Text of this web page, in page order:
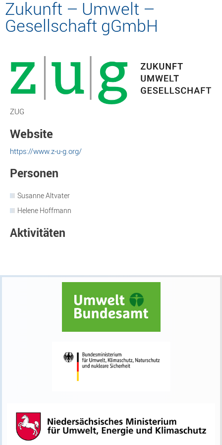
Zukunft – Umwelt –
Gesellschaft gGmbH
ZUG
Website
https://www.z-u-g.org/
Personen
Susanne Altvater
Helene Hoffmann
Aktivitäten